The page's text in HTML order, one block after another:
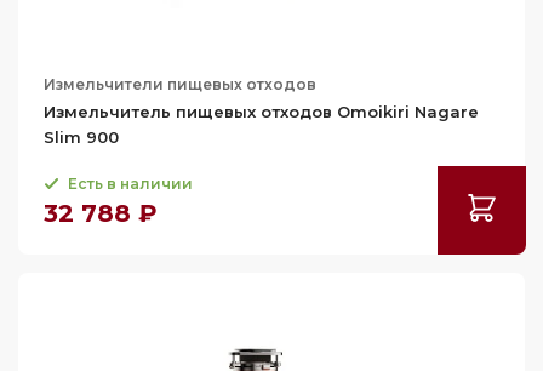
Измельчители пищевых отходов
Измельчитель пищевых отходов Omoikiri Nagare
Slim 900
Есть в наличии
32 788 ₽